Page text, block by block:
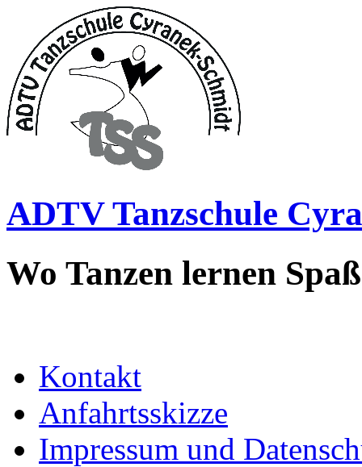
ADTV Tanzschule
Wo Tanzen lernen
Kontakt
Anfahrtsskizze
Impressum und